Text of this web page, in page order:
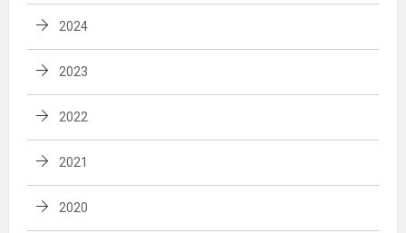
2024
2023
2022
2021
2020